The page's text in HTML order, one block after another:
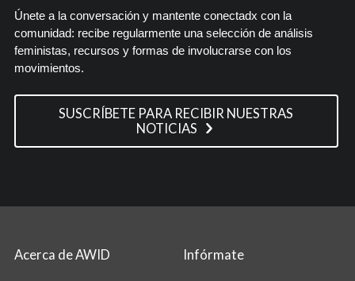
Únete a la conversación y mantente conectadx con la
comunidad: recibe regularmente una selección de análisis
feministas, recursos y formas de involucrarse con los
movimientos.
SUSCRÍBETE PARA RECIBIR NUESTRAS
NOTICIAS
Acerca de AWID Infórmate